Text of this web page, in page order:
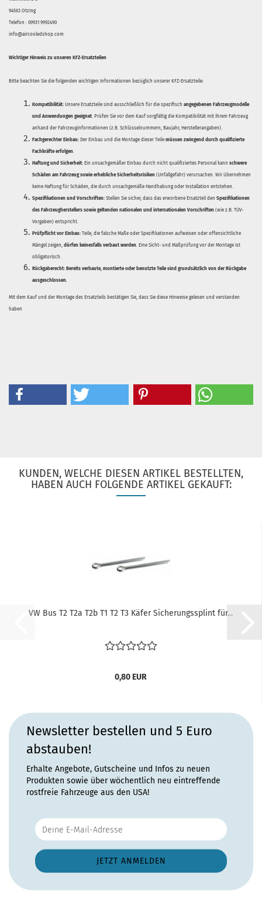
94563 Otzing
Telefon : 09931 9992490
info@aircooledshop.com
Wichtiger Hinweis zu unseren KFZ-Ersatzteilen
Bitte beachten Sie die folgenden wichtigen Informationen bezüglich unserer KFZ-Ersatzteile:
Kompatibilität: Unsere Ersatzteile sind ausschließlich für die spezifisch angegebenen Fahrzeugmodelle
und Anwendungen geeignet. Prüfen Sie vor dem Kauf sorgfältig die Kompatibilität mit Ihrem Fahrzeug
anhand der Fahrzeuginformationen (z.B. Schlüsselnummern, Baujahr, Herstellerangaben).
Fachgerechter Einbau: Der Einbau und die Montage dieser Teile müssen zwingend durch qualifizierte
Fachkräfte erfolgen.
Haftung und Sicherheit: Ein unsachgemäßer Einbau durch nicht qualifiziertes Personal kann schwere
Schäden am Fahrzeug sowie erhebliche Sicherheitsrisiken (Unfallgefahr) verursachen. Wir übernehmen
keine Haftung für Schäden, die durch unsachgemäße Handhabung oder Installation entstehen.
Spezifikationen und Vorschriften: Stellen Sie sicher, dass das erworbene Ersatzteil den Spezifikationen
des Fahrzeugherstellers sowie geltenden nationalen und internationalen Vorschriften (wie z.B. TÜV-
Vorgaben) entspricht.
Prüfpflicht vor Einbau: Teile, die falsche Maße oder Spezifikationen aufweisen oder offensichtliche
Mängel zeigen, dürfen keinesfalls verbaut werden. Eine Sicht- und Maßprüfung vor der Montage ist
obligatorisch.
Rückgaberecht: Bereits verbaute, montierte oder benutzte Teile sind grundsätzlich von der Rückgabe
ausgeschlossen.
Mit dem Kauf und der Montage des Ersatzteils bestätigen Sie, dass Sie diese Hinweise gelesen und verstanden
haben
KUNDEN, WELCHE DIESEN ARTIKEL BESTELLTEN,
HABEN AUCH FOLGENDE ARTIKEL GEKAUFT:
VW Bus T2 T2a T2b T1 T2 T3 Käfer Sicherungssplint für...
0,80 EUR
Newsletter bestellen und 5 Euro
abstauben!
Erhalte Angebote, Gutscheine und Infos zu neuen
Produkten sowie über wöchentlich neu eintreffende
rostfreie Fahrzeuge aus den USA!